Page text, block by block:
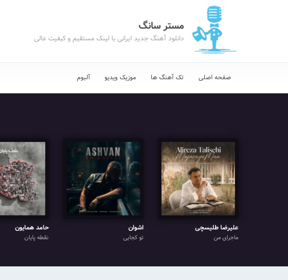
مستر سانگ
دانلود آهنگ جدید ایرانی با لینک مستقیم و کیفیت عالی
صفحه اصلی تک آهنگ ها موزیک ویدیو آلبوم
علیرضا طلیسچی
ماجرای من
اشوان
تو کجایی
حامد همایون
نقطه پایان